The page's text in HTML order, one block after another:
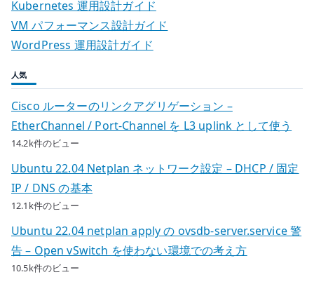
Kubernetes 運用設計ガイド
VM パフォーマンス設計ガイド
WordPress 運用設計ガイド
人気
Cisco ルーターのリンクアグリゲーション –
EtherChannel / Port-Channel を L3 uplink として使う
14.2k件のビュー
Ubuntu 22.04 Netplan ネットワーク設定 – DHCP / 固定
IP / DNS の基本
12.1k件のビュー
Ubuntu 22.04 netplan apply の ovsdb-server.service 警
告 – Open vSwitch を使わない環境での考え方
10.5k件のビュー